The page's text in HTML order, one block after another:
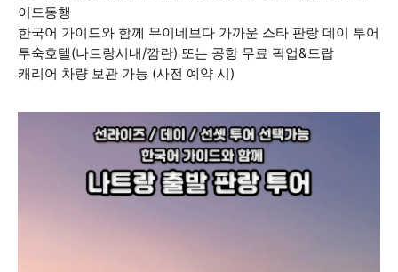
이드동행
한국어 가이드와 함께 무이네보다 가까운 스타 판랑 데이 투어
투숙호텔(나트랑시내/깜란) 또는 공항 무료 픽업&드랍
캐리어 차량 보관 가능 (사전 예약 시)